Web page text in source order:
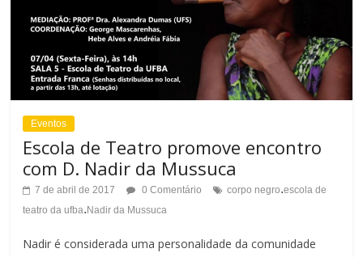
Eventos
Escola de Teatro promove encontro
com D. Nadir da Mussuca
7 de abril de 2017 0 Comentário corpo negro.escola de
teatro da ufba. Nadir da Mussuca
Nadir é considerada uma personalidade da comunidade